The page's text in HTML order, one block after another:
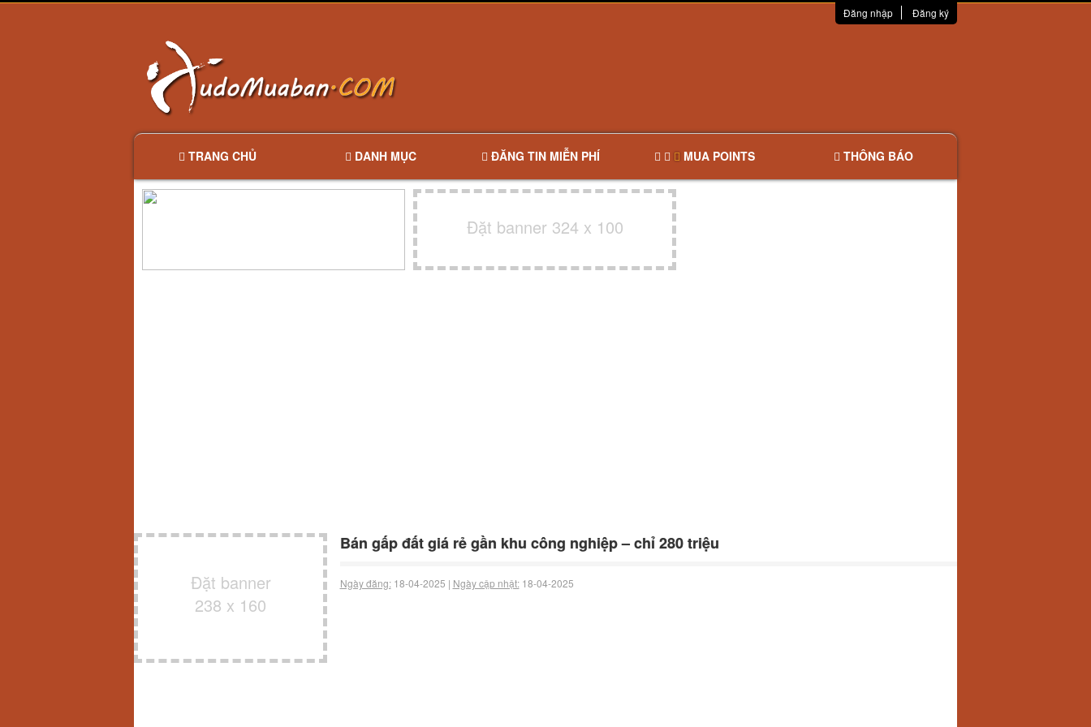
Đăng nhập Đăng ký
TRANG CHỦ DANH MỤC ĐĂNG TIN MIỄN PHÍ MUA POINTS THÔNG BÁO
Đặt banner 324 x 100
Đặt banner
238 x 160
Bán gấp đất giá rẻ gần khu công nghiệp – chỉ 280 triệu
Ngày đăng:18-04-2025 | Ngày cập nhật:18-04-2025